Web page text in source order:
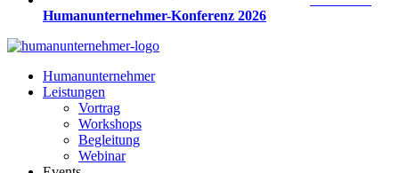
Humanunternehmer-Konferenz 2026
Humanunternehmer
Leistungen
Vortrag
Workshops
Begleitung
Webinar